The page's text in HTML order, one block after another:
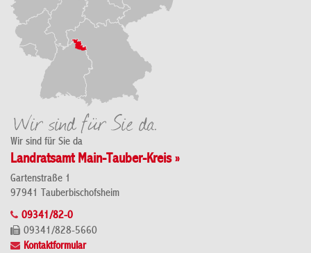
Wir sind für Sie da
Landratsamt Main-Tauber-Kreis »
Gartenstraße 1
97941 Tauberbischofsheim
09341/82-0
09341/828-5660
Kontaktformular